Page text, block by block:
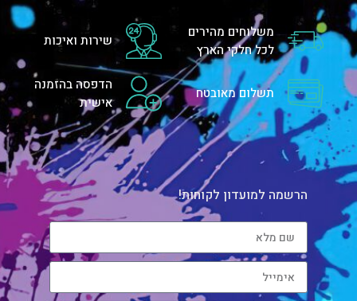
משלוחים מהירים
לכל חלקי הארץ
שירות ואיכות
תשלום מאובטח
הדפסה בהזמנה
אישית
הרשמה למועדון לקוחות!